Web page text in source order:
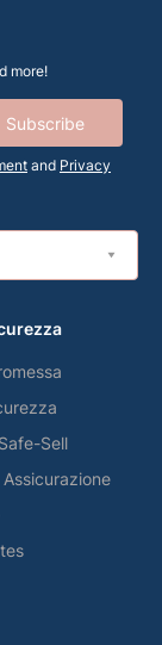
more!
Subscribe
and Privacy
Sell